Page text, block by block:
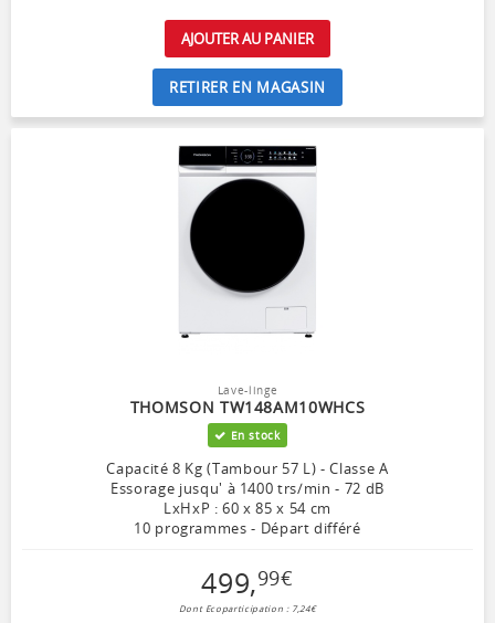
AJOUTER AU PANIER
RETIRER EN MAGASIN
Lave-linge
THOMSON TW148AM10WHCS
En stock
Capacité 8 Kg (Tambour 57 L) - Classe A
Essorage jusqu' à 1400 trs/min - 72 dB
LxHxP : 60 x 85 x 54 cm
10 programmes - Départ différé
499,99€
Dont Ecoparticipation : 7,24€